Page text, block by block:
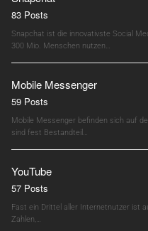
83 Posts
Snapchat ist die innovativste Social
300 Mio. Menschen nutzen…
Mobile Messenger
59 Posts
Mobile Messenger befinden sich auf
sind fest Bestandteil…
YouTube
57 Posts
Fast ein Drittel aller Internetnutzer ist
Zahlen,…